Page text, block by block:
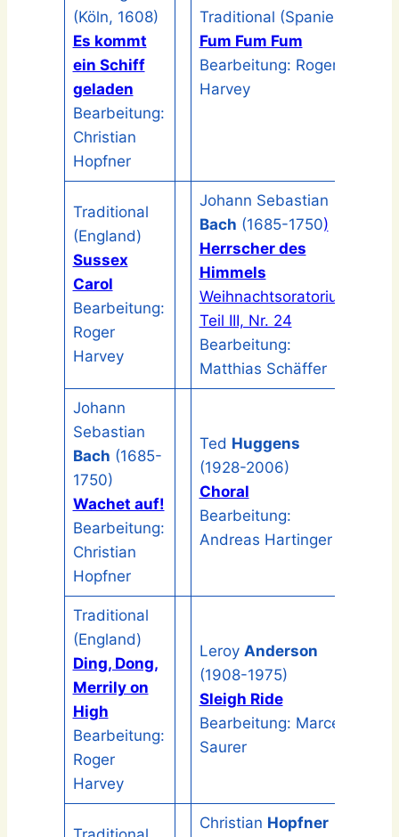
(Köln, 1608)
Es kommt
ein Schiff
geladen
Bearbeitung:
Christian
Hopfner
Traditional (Spanien)
Fum Fum Fum
Bearbeitung: Roger
Harvey
Traditional
(England)
Sussex
Carol
Bearbeitung:
Roger
Harvey
Johann Sebastian
Bach (1685-1750)
Herrscher des
Himmels
Weihnachtsoratorium
Teil III, Nr. 24
Bearbeitung:
Matthias Schäffer
Johann
Sebastian
Bach (1685-
1750)
Wachet auf!
Bearbeitung:
Christian
Hopfner
Ted Huggens
(1928-2006)
Choral
Bearbeitung:
Andreas Hartinger
Traditional
(England)
Ding, Dong,
Merrily on
High
Bearbeitung:
Roger
Harvey
Leroy Anderson
(1908-1975)
Sleigh Ride
Bearbeitung: Marcel
Saurer
Christian Hopfner